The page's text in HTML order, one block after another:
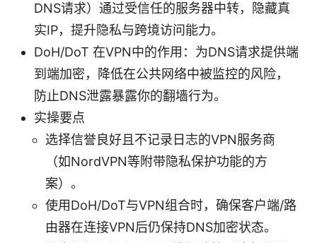
DNS请求）通过受信任的服务器中转，隐藏真
实IP，提升隐私与跨境访问能力。
DoH/DoT 在VPN中的作用：为DNS请求提供端
到端加密，降低在公共网络中被监控的风险，
防止DNS泄露暴露你的翻墙行为。
实操要点
选择信誉良好且不记录日志的VPN服务商
（如NordVPN等附带隐私保护功能的方
案）。
使用DoH/DoT与VPN组合时，确保客户端/路
由器在连接VPN后仍保持DNS加密状态。